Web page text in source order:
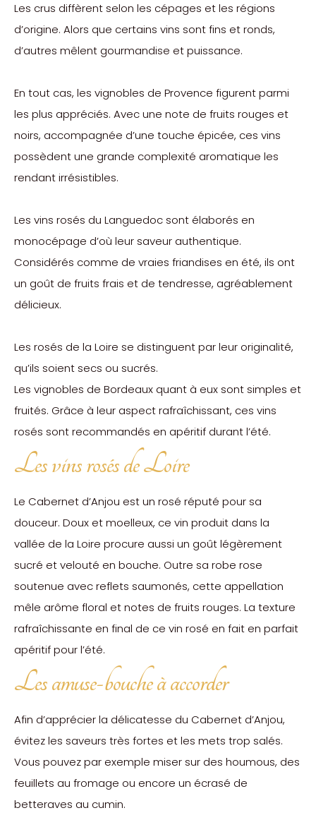
Les crus diffèrent selon les cépages et les régions
d’origine. Alors que certains vins sont fins et ronds,
d’autres mêlent gourmandise et puissance.
En tout cas, les vignobles de Provence figurent parmi
les plus appréciés. Avec une note de fruits rouges et
noirs, accompagnée d’une touche épicée, ces vins
possèdent une grande complexité aromatique les
rendant irrésistibles.
Les vins rosés du Languedoc sont élaborés en
monocépage d’où leur saveur authentique.
Considérés comme de vraies friandises en été, ils ont
un goût de fruits frais et de tendresse, agréablement
délicieux.
Les rosés de la Loire se distinguent par leur originalité,
qu’ils soient secs ou sucrés.
Les vignobles de Bordeaux quant à eux sont simples et
fruités. Grâce à leur aspect rafraîchissant, ces vins
rosés sont recommandés en apéritif durant l’été.
Les vins rosés de Loire
Le Cabernet d’Anjou est un rosé réputé pour sa
douceur. Doux et moelleux, ce vin produit dans la
vallée de la Loire procure aussi un goût légèrement
sucré et velouté en bouche. Outre sa robe rose
soutenue avec reflets saumonés, cette appellation
mêle arôme floral et notes de fruits rouges. La texture
rafraîchissante en final de ce vin rosé en fait en parfait
apéritif pour l’été.
Les amuse-bouche à accorder
Afin d’apprécier la délicatesse du Cabernet d’Anjou,
évitez les saveurs très fortes et les mets trop salés.
Vous pouvez par exemple miser sur des houmous, des
feuillets au fromage ou encore un écrasé de
betteraves au cumin.